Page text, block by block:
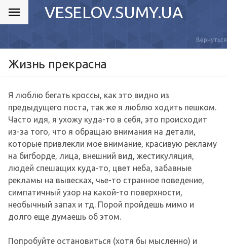
VESELOV.SUMY.UA
Вернуться
Жизнь прекрасна
Я люблю бегать кроссы, как это видно из
предыдущего поста, так же я люблю ходить пешком.
Часто идя, я ухожу куда-то в себя, это происходит
из-за того, что я обращаю внимания на детали,
которые привлекли мое внимание, красивую рекламу
на бигборде, лица, внешний вид, жестикуляция,
людей спешащих куда-то, цвет неба, забавные
рекламы на вывесках, чье-то странное поведение,
симпатичный узор на какой-то поверхности,
необычный запах и тд. Порой пройдешь мимо и
долго еще думаешь об этом.
Попробуйте остановиться (хотя бы мысленно) и